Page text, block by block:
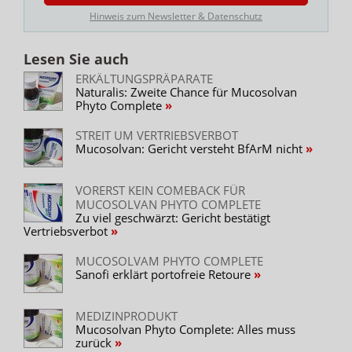
Ergebnis richtig entschieden haben dürfte, sagt er.
Nattermann dürfte kein Schadenersatzanspruch
nicht als von Anfang an als ungerechtfertigt angesehen
werden. Auch aus anderen Gründen hätte das Produkt
in damaliger Aufmachung nicht in Verkehr gebracht
werden dürfen.
Hinweis zum Newsletter & Datenschutz
Lesen Sie auch
ERKÄLTUNGSPRÄPARATE
Naturalis: Zweite Chance für Mucosolvan
Phyto Complete
STREIT UM VERTRIEBSVERBOT
Mucosolvan: Gericht versteht BfArM nicht
VORERST KEIN COMEBACK FÜR
MUCOSOLVAN PHYTO COMPLETE
Zu viel geschwärzt: Gericht bestätigt
Vertriebsverbot
MUCOSOLVAM PHYTO COMPLETE
Sanofi erklärt portofreie Retoure
MEDIZINPRODUKT
Mucosolvan Phyto Complete: Alles muss
zurück